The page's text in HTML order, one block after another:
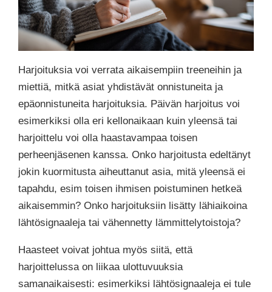
Harjoituksia voi verrata aikaisempiin treeneihin ja
miettiä, mitkä asiat yhdistävät onnistuneita ja
epäonnistuneita harjoituksia. Päivän harjoitus voi
esimerkiksi olla eri kellonaikaan kuin yleensä tai
harjoittelu voi olla haastavampaa toisen
perheenjäsenen kanssa. Onko harjoitusta edeltänyt
jokin kuormitusta aiheuttanut asia, mitä yleensä ei
tapahdu, esim toisen ihmisen poistuminen hetkeä
aikaisemmin? Onko harjoituksiin lisätty lähiaikoina
lähtösignaaleja tai vähennetty lämmittelytoistoja?
Haasteet voivat johtua myös siitä, että
harjoittelussa on liikaa ulottuvuuksia
samanaikaisesti: esimerkiksi lähtösignaaleja ei tule